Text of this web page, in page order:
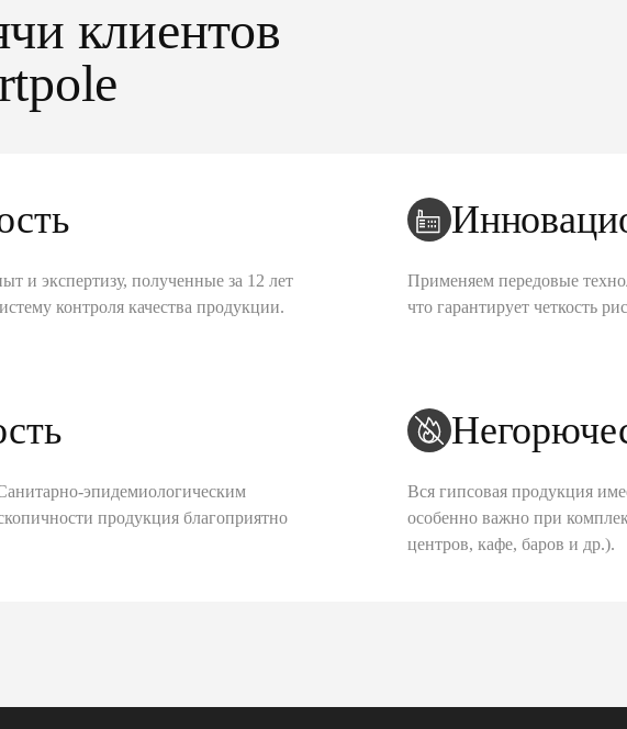
клиентов
и экспертизу, полученные за 12 лет
контроля качества продукции.
Применяем передовые
что гарантирует четкость
эпидемиологическим
продукция благоприятно
Вся гипсовая продукция
особенно важно при
центров, кафе, баров и др.).